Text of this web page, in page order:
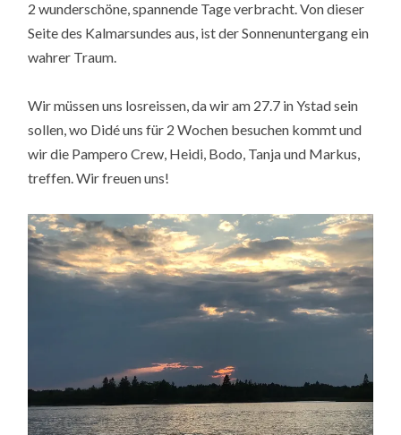
2 wunderschöne, spannende Tage verbracht. Von dieser
Seite des Kalmarsundes aus, ist der Sonnenuntergang ein
wahrer Traum.
Wir müssen uns losreissen, da wir am 27.7 in Ystad sein
sollen, wo Didé uns für 2 Wochen besuchen kommt und
wir die Pampero Crew, Heidi, Bodo, Tanja und Markus,
treffen. Wir freuen uns!